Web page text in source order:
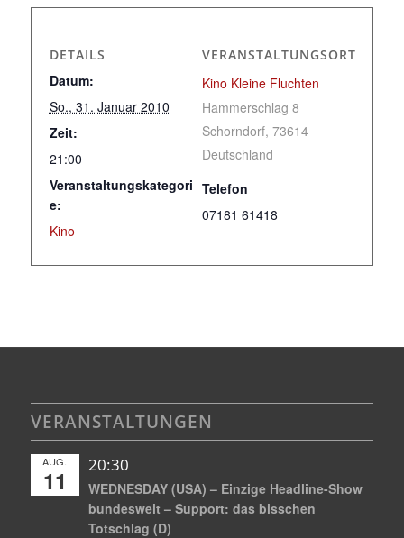
DETAILS
Datum:
So., 31. Januar 2010
Zeit:
21:00
Veranstaltungskategori
e:
Kino
VERANSTALTUNGSORT
Kino Kleine Fluchten
Hammerschlag 8
Schorndorf, 73614
Deutschland
Telefon
07181 61418
VERANSTALTUNGEN
AUG.
11
20:30
WEDNESDAY (USA) – Einzige Headline-Show
bundesweit – Support: das bisschen
Totschlag (D)